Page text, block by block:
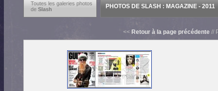
Toutes les galeries photos
de Slash PHOTOS DE SLASH : MAGAZINE - 2011
<< Retour à la page précédente //